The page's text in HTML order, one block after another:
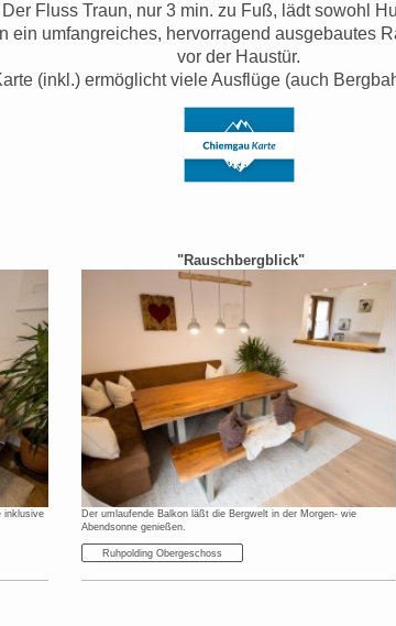
Fluss Traun, nur 3 min. zu Fuß, lädt sowohl
ein umfangreiches, hervorragend ausgebautes
vor der Haustür.
(inkl.) ermöglicht viele Ausflüge (auch
inklusive
"Rauschbergblick"
Der umlaufende Balkon läßt die Bergwelt in der Morgen- wie
Abendsonne genießen.
Ruhpolding Obergeschoss